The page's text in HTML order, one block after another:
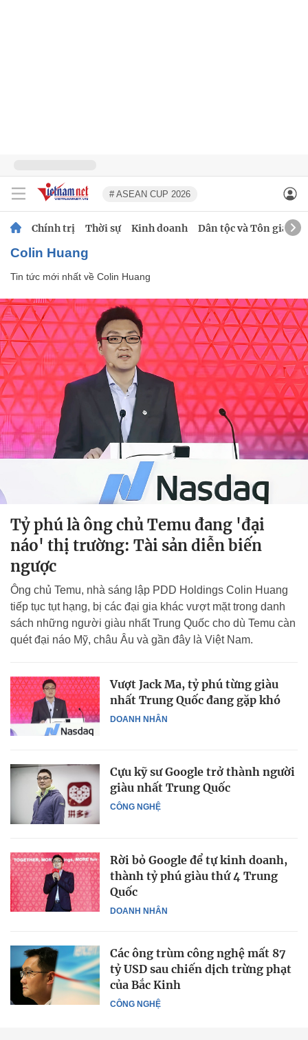
# ASEAN CUP 2026
Chính trị Thời sự Kinh doanh Dân tộc và Tôn giáo
Colin Huang
Tin tức mới nhất về Colin Huang
Tỷ phú là ông chủ Temu đang 'đại
náo' thị trường: Tài sản diễn biến
ngược
Ông chủ Temu, nhà sáng lập PDD Holdings Colin Huang
tiếp tục tụt hạng, bị các đại gia khác vượt mặt trong danh
sách những người giàu nhất Trung Quốc cho dù Temu càn
quét đại náo Mỹ, châu Âu và gần đây là Việt Nam.
DOANH NHÂN
Vượt Jack Ma, tỷ phú từng giàu
nhất Trung Quốc đang gặp khó
CÔNG NGHỆ
Cựu kỹ sư Google trở thành người
giàu nhất Trung Quốc
DOANH NHÂN
Rời bỏ Google để tự kinh doanh,
thành tỷ phú giàu thứ 4 Trung
Quốc
CÔNG NGHỆ
Các ông trùm công nghệ mất 87
tỷ USD sau chiến dịch trừng phạt
của Bắc Kinh